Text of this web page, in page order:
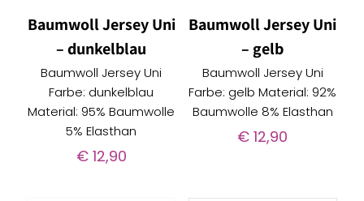
Baumwoll Jersey Uni
– dunkelblau
Baumwoll Jersey Uni
Farbe: dunkelblau
Material: 95% Baumwolle
5% Elasthan
€12,90
Baumwoll Jersey Uni
– gelb
Baumwoll Jersey Uni
Farbe: gelb Material: 92%
Baumwolle 8% Elasthan
€ 12,90